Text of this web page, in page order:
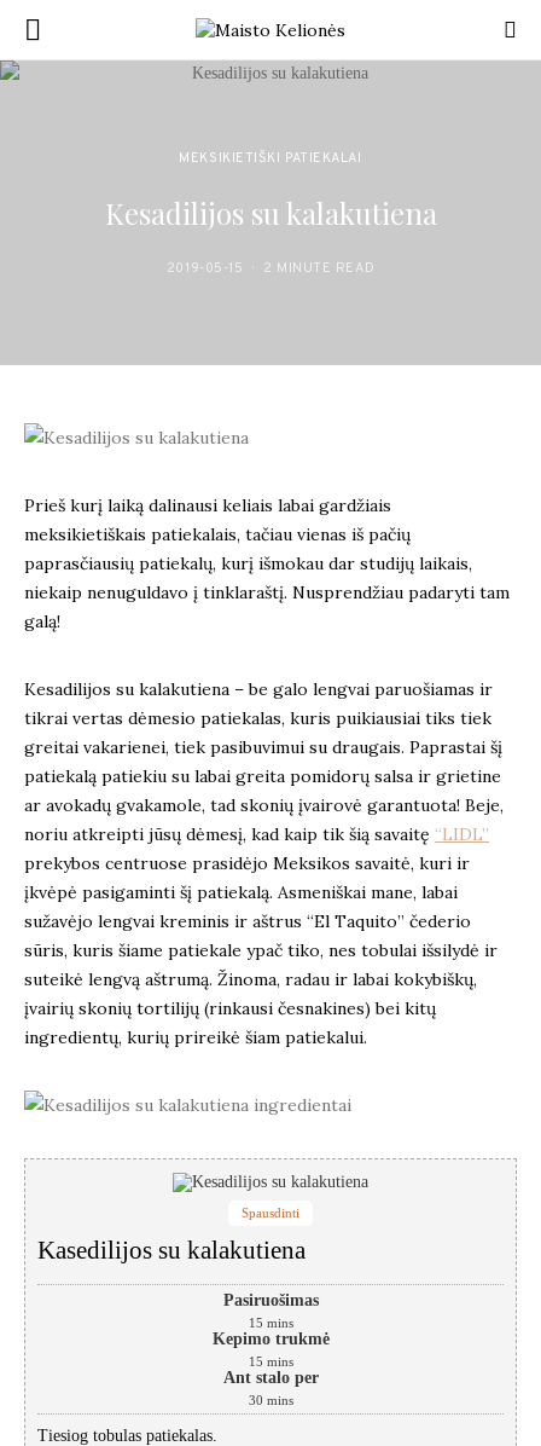
MEKSIKIETIŠKI PATIEKALAI
Kesadilijos su kalakutiena
2019-05-15 2 MINUTE READ
Prieš kurį laiką dalinausi keliais labai gardžiais
meksikietiškais patiekalais, tačiau vienas iš pačių
paprasčiausių patiekalų, kurį išmokau dar studijų laikais,
niekaip nenuguldavo į tinklaraštį. Nusprendžiau padaryti tam
galą!
Kesadilijos su kalakutiena – be galo lengvai paruošiamas ir
tikrai vertas dėmesio patiekalas, kuris puikiausiai tiks tiek
greitai vakarienei, tiek pasibuvimui su draugais. Paprastai šį
patiekalą patiekiu su labai greita pomidorų salsa ir grietine
ar avokadų gvakamole, tad skonių įvairovė garantuota! Beje,
noriu atkreipti jūsų dėmesį, kad kaip tik šią savaitę “LIDL”
prekybos centruose prasidėjo Meksikos savaitė, kuri ir
įkvėpė pasigaminti šį patiekalą. Asmeniškai mane, labai
sužavėjo lengvai kreminis ir aštrus “El Taquito” čederio
sūris, kuris šiame patiekale ypač tiko, nes tobulai išsilydė ir
suteikė lengvą aštrumą. Žinoma, radau ir labai kokybiškų,
įvairių skonių tortilijų (rinkausi česnakines) bei kitų
ingredientų, kurių prireikė šiam patiekalui.
Spausdinti
Kasedilijos su kalakutiena
Pasiruošimas
15 mins
Kepimo trukmė
15 mins
Ant stalo per
30 mins
Tiesiog tobulas patiekalas.